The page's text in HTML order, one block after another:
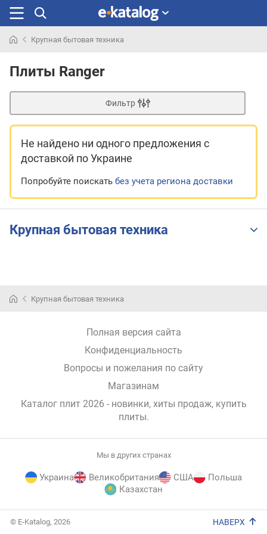
раньше
Крупная бытовая техника
Плиты Ranger
Фильтр
Не найдено ни одного предложения с
доставкой по Украине
Попробуйте поискать без учета региона доставки
Крупная бытовая техника
Крупная бытовая техника
Полная версия сайта
Конфиденциальность
Вопросы и пожелания по сайту
Магазинам
Каталог плит 2026 - новинки, хиты продаж, купить
плиты.
Мы в других странах
Украина Великобритания США
Польша
Казахстан
© E-Katalog, 2026 НАВЕРХ